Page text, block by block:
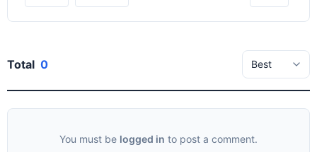
Total 0
You must be logged in to post a comment.